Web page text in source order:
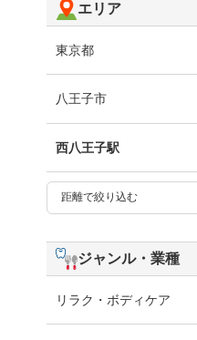
エリア
東京都
八王子市
西八王子駅
ジャンル・業種
リラク・ボディケア